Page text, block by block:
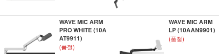
WAVE MIC ARM
PRO WHITE (10A
AT9911)
(품절)
WAVE MIC ARM
LP (10AAN9901)
(품절)